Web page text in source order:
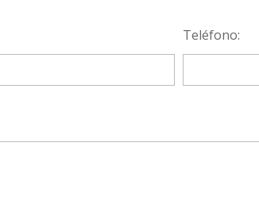
Teléfono: